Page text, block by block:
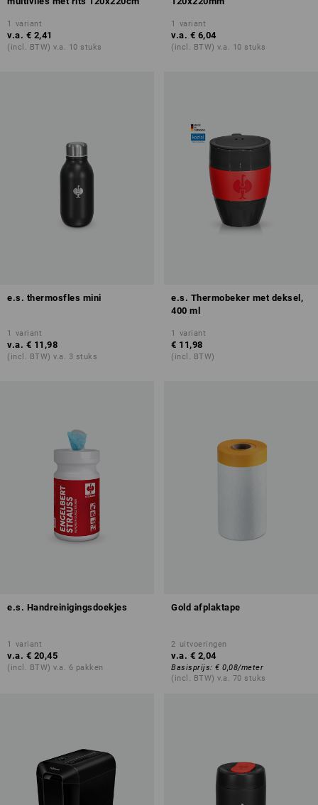
1 variant
v.a. € 2,41
(incl. BTW) v.a. 10 stuks
1 variant
v.a. € 6,04
(incl. BTW) v.a. 10 stuks
e.s. thermosfles mini
1 variant
v.a. € 11,98
(incl. BTW) v.a. 3 stuks
e.s. Thermobeker met deksel,
400 ml
1 variant
€ 11,98
(incl. BTW)
e.s. Handreinigingsdoekjes
1 variant
v.a. € 20,45
(incl. BTW) v.a. 6 pakken
Gold afplaktape
2 uitvoeringen
v.a. € 2,04
Basisprijs: € 0,08/meter
(incl. BTW) v.a. 70 stuks